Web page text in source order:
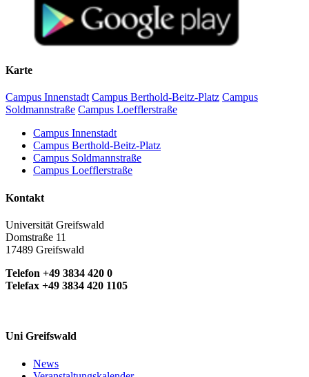
Karte
Campus Innenstadt Campus Berthold-Beitz-Platz Campus
Soldmannstraße Campus Loefflerstraße
Campus Innenstadt
Campus Berthold-Beitz-Platz
Campus Soldmannstraße
Campus Loefflerstraße
Kontakt
Universität Greifswald
Domstraße 11
17489 Greifswald
Telefon +49 3834 420 0
Telefax +49 3834 420 1105
Uni Greifswald
News